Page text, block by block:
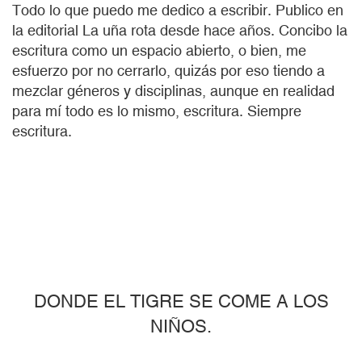
Todo lo que puedo me dedico a escribir. Publico en
la editorial La uña rota desde hace años. Concibo la
escritura como un espacio abierto, o bien, me
esfuerzo por no cerrarlo, quizás por eso tiendo a
mezclar géneros y disciplinas, aunque en realidad
para mí todo es lo mismo, escritura. Siempre
escritura.
DONDE EL TIGRE SE COME A LOS
NIÑOS.